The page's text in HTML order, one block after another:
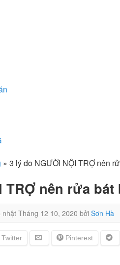
» 3 lý do NGƯỜI NỘI TRỢ nên
TRỢ nên rửa
nhật Tháng 12 10, 2020 bởi Sơn Hà